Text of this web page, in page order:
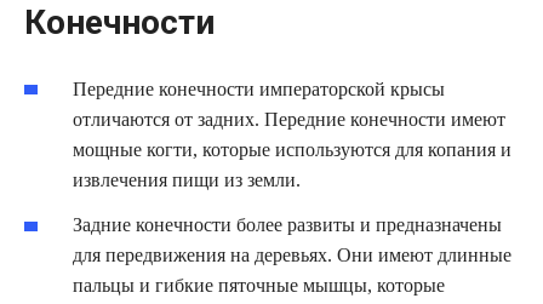
Конечности
Передние конечности императорской крысы
отличаются от задних. Передние конечности имеют
мощные когти, которые используются для копания и
извлечения пищи из земли.
Задние конечности более развиты и предназначены
для передвижения на деревьях. Они имеют длинные
пальцы и гибкие пяточные мышцы, которые